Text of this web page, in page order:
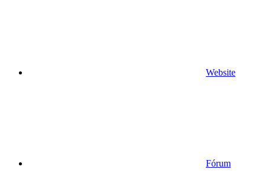
Website
Fórum